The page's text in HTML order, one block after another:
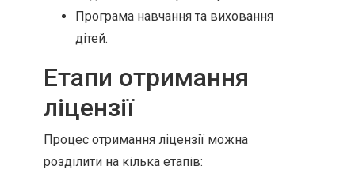
Програма навчання та виховання
дітей.
Етапи отримання
ліцензії
Процес отримання ліцензії можна
розділити на кілька етапів: